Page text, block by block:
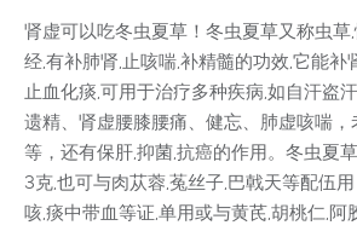
肾虚可以吃冬虫夏草！冬虫夏草又称虫草
经,有补肺肾,止咳喘,补精髓的功效,它能补
止血化痰,可用于治疗多种疾病,如自汗盗
遗精、肾虚腰膝腰痛、健忘、肺虚咳喘
等，还有保肝,抑菌,抗癌的作用。冬虫夏
3克,也可与肉苁蓉,菟丝子,巴戟天等配伍
咳,痰中带血等证,单用或与黄芪,胡桃仁,阿